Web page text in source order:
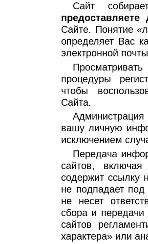
Сайт
предоставляете
Сайте. Понятие
определяет Вас
электронной
процедуры
чтобы
Сайта.
вашу личную
исключением
Передача
сайтов,
содержит ссылку
не подпадает
не несет
сбора и передачи
сайтов
характера» или